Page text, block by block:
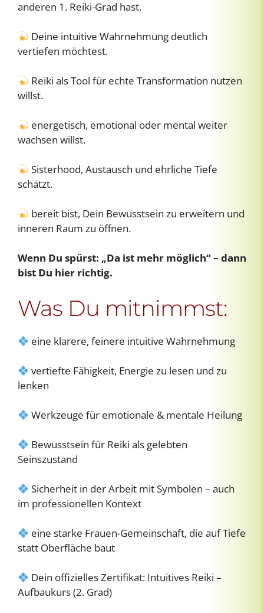
anderen 1. Reiki-Grad hast.
Deine intuitive Wahrnehmung deutlich
vertiefen möchtest.
Reiki als Tool für echte Transformation nutzen
willst.
energetisch, emotional oder mental weiter
wachsen willst.
Sisterhood, Austausch und ehrliche Tiefe
schätzt.
bereit bist, Dein Bewusstsein zu erweitern und
inneren Raum zu öffnen.
Wenn Du spürst: „Da ist mehr möglich“ – dann
bist Du hier richtig.
Was Du mitnimmst:
eine klarere, feinere intuitive Wahrnehmung
vertiefte Fähigkeit, Energie zu lesen und zu
lenken
Werkzeuge für emotionale & mentale Heilung
Bewusstsein für Reiki als gelebten
Seinszustand
Sicherheit in der Arbeit mit Symbolen – auch
im professionellen Kontext
eine starke Frauen-Gemeinschaft, die auf Tiefe
statt Oberfläche baut
Dein offizielles Zertifikat: Intuitives Reiki –
Aufbaukurs (2. Grad)